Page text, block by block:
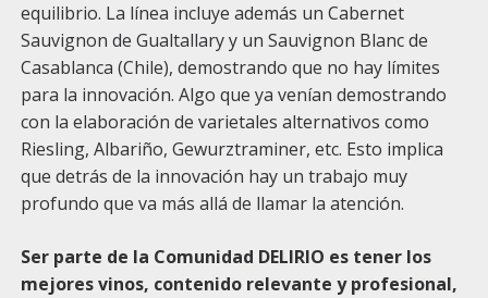
equilibrio. La línea incluye además un Cabernet
Sauvignon de Gualtallary y un Sauvignon Blanc de
Casablanca (Chile), demostrando que no hay límites
para la innovación. Algo que ya venían demostrando
con la elaboración de varietales alternativos como
Riesling, Albariño, Gewurztraminer, etc. Esto implica
que detrás de la innovación hay un trabajo muy
profundo que va más allá de llamar la atención.
Ser parte de la Comunidad DELIRIO es tener los
mejores vinos, contenido relevante y profesional,